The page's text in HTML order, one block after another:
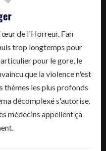
de l'Horreur. Fan
trop longtemps pour
pour le gore, le
que la violence n'est
thèmes les plus profonds
décomplexé s'autorise.
médecins appellent ça